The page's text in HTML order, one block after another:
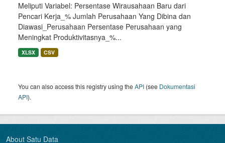
Meliputi Variabel: Persentase Wirausahaan Baru dari
Pencari Kerja_% Jumlah Perusahaan Yang Dibina dan
Diawasi_Perusahaan Persentase Perusahaan yang
Meningkat Produktivitasnya_%...
XLSX CSV
You can also access this registry using theAPI (see Dokumentasi
API).
About Satu Data